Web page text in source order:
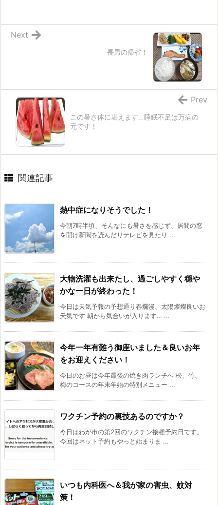
長男の帰省！
Next
この暑さ体に堪えます…睡眠不足は万病の
元です！
Prev
関連記事
熱中症になりそうでした！
今朝7時半頃、そんなにも暑さを感じず、居間の窓
を開け新聞を読んだりテレビを見たり ...
大物洗濯も出来たし、過ごしやすく穏や
かな一日が終わった！
今日は天気予報の予想通り春爛漫、太陽燦燦良いお
天気です 朝から気合いが入ります… ...
今年一年有難う御座いました＆良いお年
をお迎えください！
今日のお昼は今年最後の焼き肉ランチへ 松、竹、
梅のコースの年末年始の特別メニュー ...
ワクチン予約の裏技あるのですか？
今日はわが市の第2回のワクチン接種予約日です。
今回はネット予約もやっと始まりま ...
いつも内科医へ＆我が家の害虫、蚊対
策！